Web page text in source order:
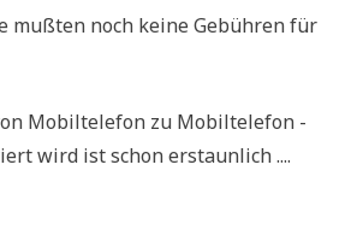
muß­ten noch kei­ne Gebüh­ren für
Mobil­te­le­fon zu Mobil­te­le­fon -
wird ist schon erstaunlich ....